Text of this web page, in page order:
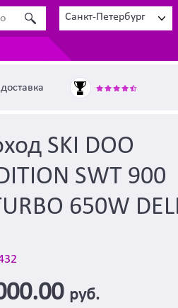
Санкт-Петербург
SKI DOO
SWT 900
650W
руб.